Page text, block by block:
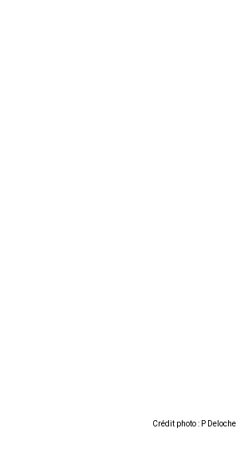
Crédit photo : P Deloche